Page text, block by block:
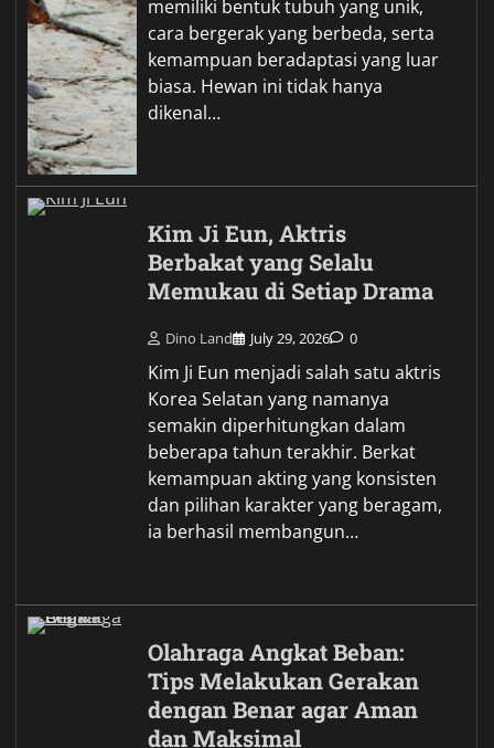
memiliki bentuk tubuh yang unik,
cara bergerak yang berbeda, serta
kemampuan beradaptasi yang luar
biasa. Hewan ini tidak hanya
dikenal…
Kim Ji Eun, Aktris
Berbakat yang Selalu
Memukau di Setiap Drama
Dino Land July 29, 2026 0
Kim Ji Eun menjadi salah satu aktris
Korea Selatan yang namanya
semakin diperhitungkan dalam
beberapa tahun terakhir. Berkat
kemampuan akting yang konsisten
dan pilihan karakter yang beragam,
ia berhasil membangun…
Olahraga Angkat Beban:
Tips Melakukan Gerakan
dengan Benar agar Aman
dan Maksimal